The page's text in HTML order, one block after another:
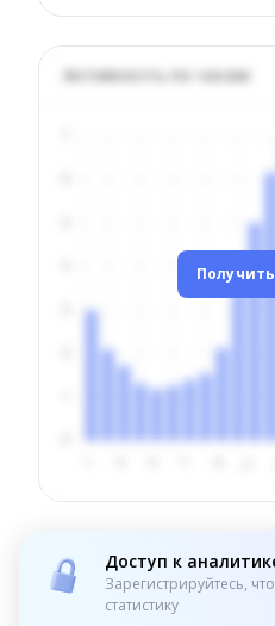
Активность по часам
Доступ к
Зарегистрируйтесь,
статистику